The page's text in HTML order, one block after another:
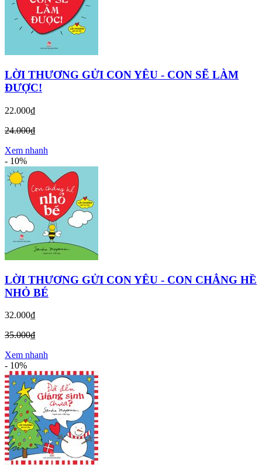
LỜI THƯƠNG GỬI CON YÊU - CON SẼ LÀM
ĐƯỢC!
22.000₫
24.000₫
Xem nhanh
- 10%
LỜI THƯƠNG GỬI CON YÊU - CON CHẲNG HỀ
NHỎ BÉ
32.000₫
35.000₫
Xem nhanh
- 10%